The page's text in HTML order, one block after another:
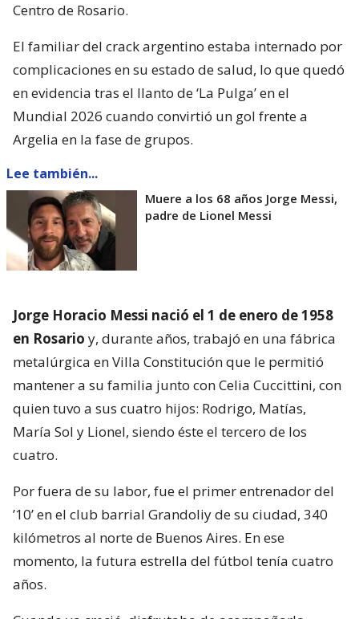
Centro de Rosario.
El familiar del crack argentino estaba internado por
complicaciones en su estado de salud, lo que quedó
en evidencia tras el llanto de ‘La Pulga’ en el
Mundial 2026 cuando convirtió un gol frente a
Argelia en la fase de grupos.
Lee también...
Muere a los 68 años Jorge Messi,
padre de Lionel Messi
Jorge Horacio Messi nació el 1 de enero de 1958
en Rosario y, durante años, trabajó en una fábrica
metalúrgica en Villa Constitución que le permitió
mantener a su familia junto con Celia Cuccittini, con
quien tuvo a sus cuatro hijos: Rodrigo, Matías,
María Sol y Lionel, siendo éste el tercero de los
cuatro.
Por fuera de su labor, fue el primer entrenador del
’10’ en el club barrial Grandoliy de su ciudad, 340
kilómetros al norte de Buenos Aires. En ese
momento, la futura estrella del fútbol tenía cuatro
años.